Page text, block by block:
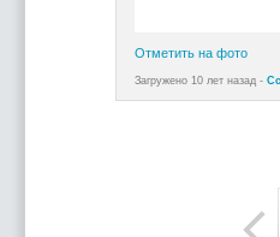
Отметить на фото
Загружено 10 лет назад -